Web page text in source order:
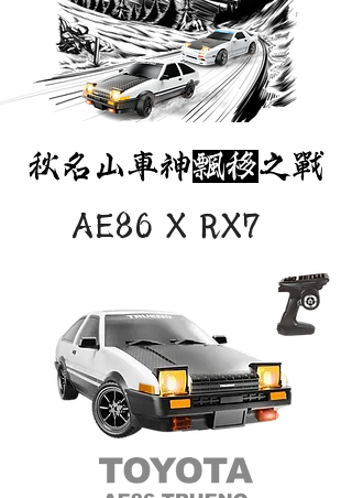
​秋名山車神飄移之戰
AE86 X RX7